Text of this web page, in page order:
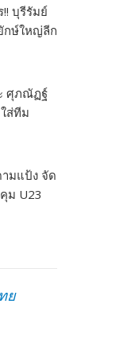
บุรีรัมย์
กษ์ใหญ่ลีก
ะ ศุภณัฏฐ์
ส่ทีม
มแป้ง จัด
ม U23
ย